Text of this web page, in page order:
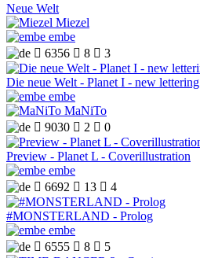
Neue Welt
Miezel
embe
 6356  8  3
Die neue Welt - Planet I - new lettering
embe
MaNiTo
 9030  2  0
Preview - Planet L - Coverillustration
embe
 6692  13  4
#MONSTERLAND - Prolog
embe
 6555  8  5